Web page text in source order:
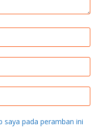
saya pada peramban ini